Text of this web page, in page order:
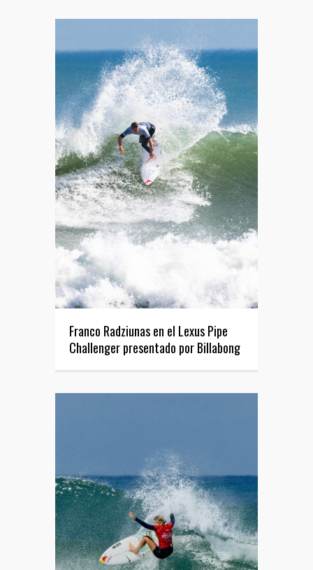
Franco Radziunas en el Lexus Pipe
Challenger presentado por Billabong